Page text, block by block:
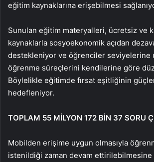
eğitim kaynaklarına erişebilmesi
Sunulan eğitim materyalleri, ücretsiz ve
kaynaklarla sosyoekonomik açıdan
destekleniyor ve öğrenciler seviyelerine
öğrenme süreçlerini kendilerine göre
Böylelikle eğitimde fırsat eşitliğinin
hedefleniyor.
TOPLAM 55 MİLYON 172 BİN 37 SORU
Mobilden erişime uygun olmasıyla
istenildiği zaman devam ettirilebilmesine